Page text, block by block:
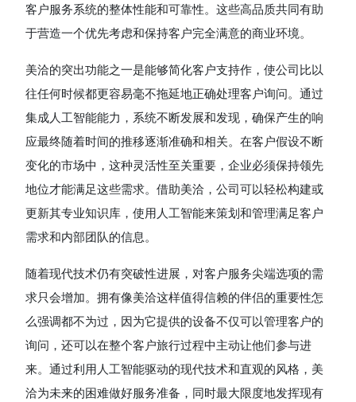
客户服务系统的整体性能和可靠性。这些高品质共同有助
于营造一个优先考虑和保持客户完全满意的商业环境。
美洽的突出功能之一是能够简化客户支持作，使公司比以
往任何时候都更容易毫不拖延地正确处理客户询问。通过
集成人工智能能力，系统不断发展和发现，确保产生的响
应最终随着时间的推移逐渐准确和相关。在客户假设不断
变化的市场中，这种灵活性至关重要，企业必须保持领先
地位才能满足这些需求。借助美洽，公司可以轻松构建或
更新其专业知识库，使用人工智能来策划和管理满足客户
需求和内部团队的信息。
随着现代技术仍有突破性进展，对客户服务尖端选项的需
求只会增加。拥有像美洽这样值得信赖的伴侣的重要性怎
么强调都不为过，因为它提供的设备不仅可以管理客户的
询问，还可以在整个客户旅行过程中主动让他们参与进
来。通过利用人工智能驱动的现代技术和直观的风格，美
洽为未来的困难做好服务准备，同时最大限度地发挥现有